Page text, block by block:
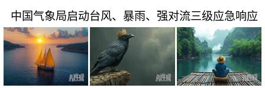
中国气象局启动台风、暴雨、强对流三级应急响应